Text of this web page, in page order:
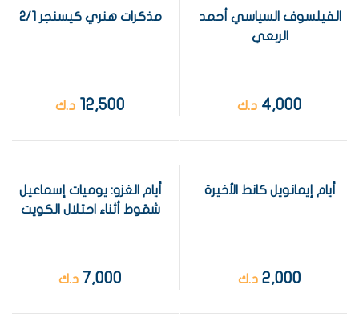
الفيلسوف السياسي أحمد
الربعي
4,000 د.ك
مذكرات هنري كيسنجر 2/1
12,500 د.ك
أيام إيمانويل كانط الأخيرة
2,000 د.ك
أيام الغزو: يوميات إسماعيل
شمّوط أثناء احتلال الكويت
7,000 د.ك